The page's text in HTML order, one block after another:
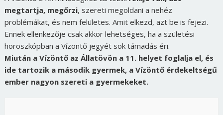
megtartja, megőrzi, szereti megoldani a nehéz
problémákat, és nem felületes. Amit elkezd, azt be is fejezi.
Ennek ellenkezője csak akkor lehetséges, ha a születési
horoszkópban a Vízöntő jegyét sok támadás éri.
Miután a Vízöntő az Állatövön a 11. helyet foglalja el, és
ide tartozik a második gyermek, a Vízöntő érdekeltségű
ember nagyon szereti a gyermekeket.